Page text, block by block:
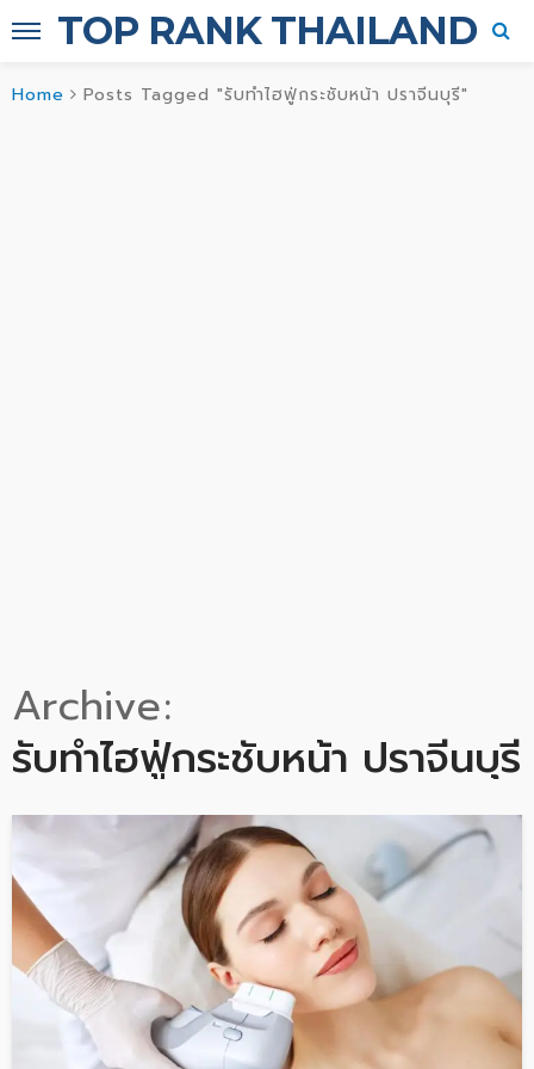
TOP RANK THAILAND
Home Posts Tagged "รับทำไฮฟู่กระชับหน้า ปราจีนบุรี"
Archive
รับทำไฮฟู่กระชับหน้า ปราจีนบุรี